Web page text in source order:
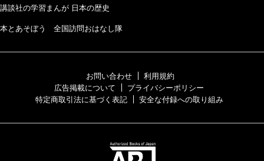
講談社の学習まんが 日本の歴史
本とあそぼう 全国訪問おはなし隊
お問い合わせ
利用規約
広告掲載について
プライバシーポリシー
特定商取引法に基づく表記
安全な付録への取り組み